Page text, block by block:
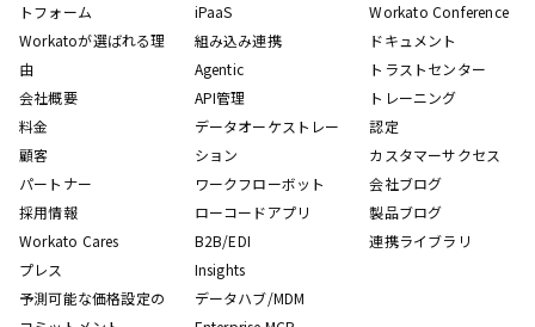
トフォーム
Workatoが選ばれる理
由
会社概要
料金
顧客
パートナー
採用情報
Workato Cares
プレス
予測可能な価格設定の
iPaaS
組み込み連携
Agentic
API管理
データオーケストレー
ション
ワークフローボット
ローコードアプリ
B2B/EDI
Insights
データハブ/MDM
Workato Conference
ドキュメント
トラストセンター
トレーニング
認定
カスタマーサクセス
会社ブログ
製品ブログ
連携ライブラリ